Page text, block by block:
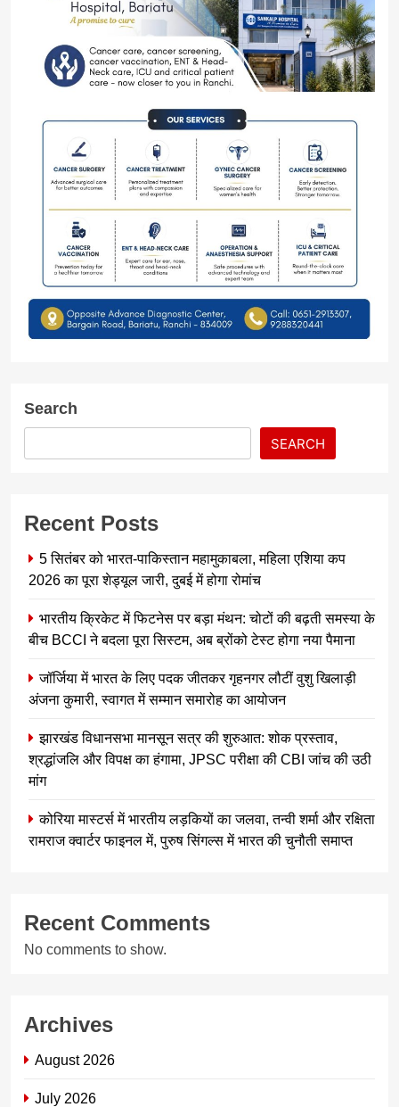
Search
SEARCH
Recent Posts
5 सितंबर को भारत-पाकिस्तान महामुकाबला, महिला एशिया कप
2026 का पूरा शेड्यूल जारी, दुबई में होगा रोमांच
भारतीय क्रिकेट में फिटनेस पर बड़ा मंथन: चोटों की बढ़ती समस्या के
बीच BCCI ने बदला पूरा सिस्टम, अब ब्रोंको टेस्ट होगा नया पैमाना
जॉर्जिया में भारत के लिए पदक जीतकर गृहनगर लौटीं वुशु खिलाड़ी
अंजना कुमारी, स्वागत में सम्मान समारोह का आयोजन
झारखंड विधानसभा मानसून सत्र की शुरुआत: शोक प्रस्ताव,
श्रद्धांजलि और विपक्ष का हंगामा, JPSC परीक्षा की CBI जांच की उठी
मांग
कोरिया मास्टर्स में भारतीय लड़कियों का जलवा, तन्वी शर्मा और रक्षिता
रामराज क्वार्टर फाइनल में, पुरुष सिंगल्स में भारत की चुनौती समाप्त
Recent Comments
No comments to show.
Archives
August 2026
July 2026